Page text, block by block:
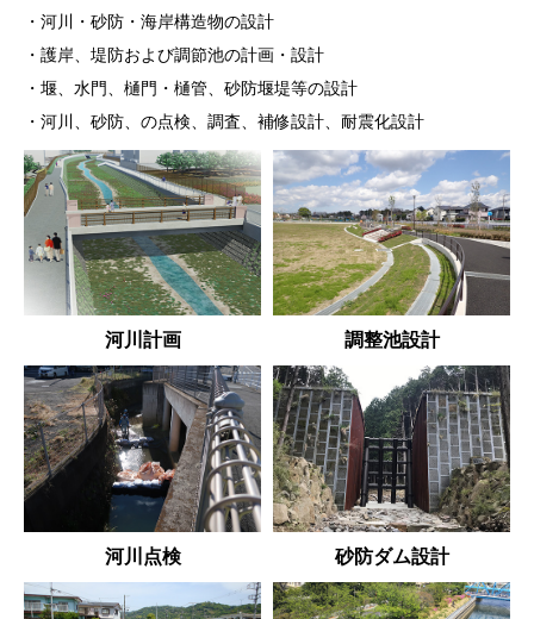
・河川・砂防・海岸構造物の設計
・護岸、堤防および調節池の計画・設計
・堰、水門、樋門・樋管、砂防堰堤等の設計
・河川、砂防、の点検、調査、補修設計、耐震化設計
河川計画 調整池設計
河川点検 砂防ダム設計